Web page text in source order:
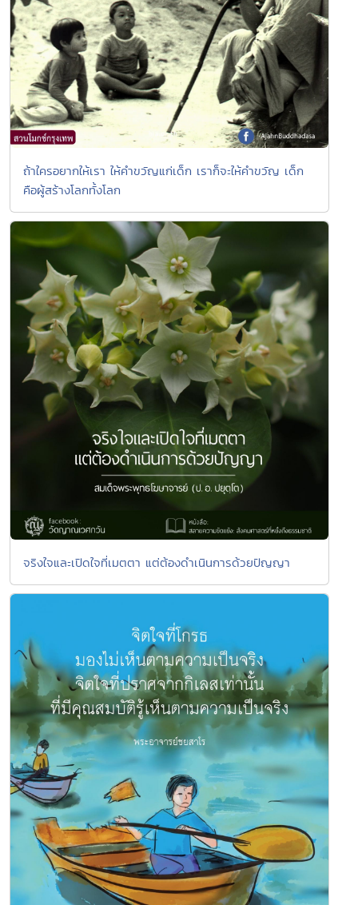
ถ้าใครอยากให้เรา ให้คำขวัญแก่เด็ก เราก็จะให้คำขวัญ เด็ก
คือผู้สร้างโลกทั้งโลก
จริงใจและเปิดใจที่เมตตา แต่ต้องดำเนินการด้วยปัญญา